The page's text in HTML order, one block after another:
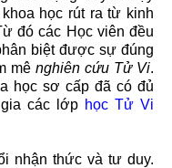
học rút ra từ kinh
đó các Học viên đều
biệt được sự đúng
mênghiên cứu Tử Vi.
học sơ cấp đã có đủ
các lớp học Tử Vi
nhận thức và tư duy.